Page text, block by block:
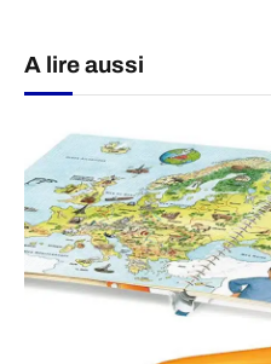
A lire aussi